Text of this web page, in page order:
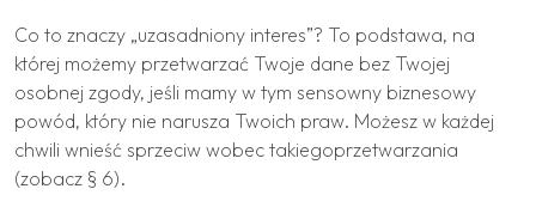
Co to znaczy „uzasadniony interes”? To podstawa, na
której możemy przetwarzać Twoje dane bez Twojej
osobnej zgody, jeśli mamy w tym sensowny biznesowy
powód, który nie narusza Twoich praw. Możesz w każdej
chwili wnieść sprzeciw wobec takiegoprzetwarzania
(zobacz § 6).